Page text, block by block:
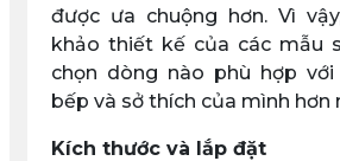
được ưa chuộng hơn. Vì
khảo thiết kế của các mẫu
chọn dòng nào phù hợp
bếp và sở thích của mình hơn
Kích thước và lắp đặt